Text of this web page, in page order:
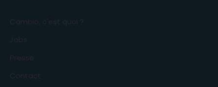
Cambio, c'est quoi ?
Jobs
Presse
Contact